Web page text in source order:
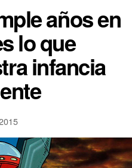
años en
lo que
infancia